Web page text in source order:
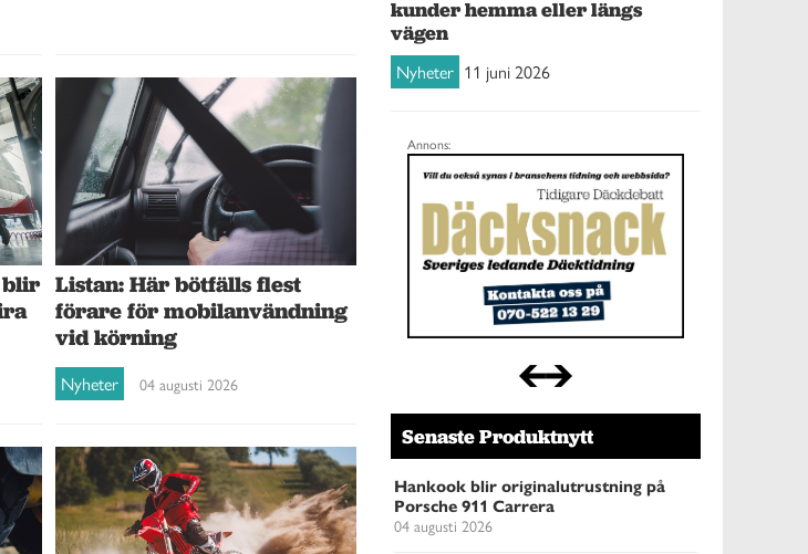
blir Listan: Här bötfälls flest
förare för mobilanvändning
vid körning
Nyheter 04 augusti 2026
kunder hemma eller längs
vägen
Nyheter 11 juni 2026
Annons:
Senaste Produktnytt
Hankook blir originalutrustning på
Porsche 911 Carrera
04 augusti 2026